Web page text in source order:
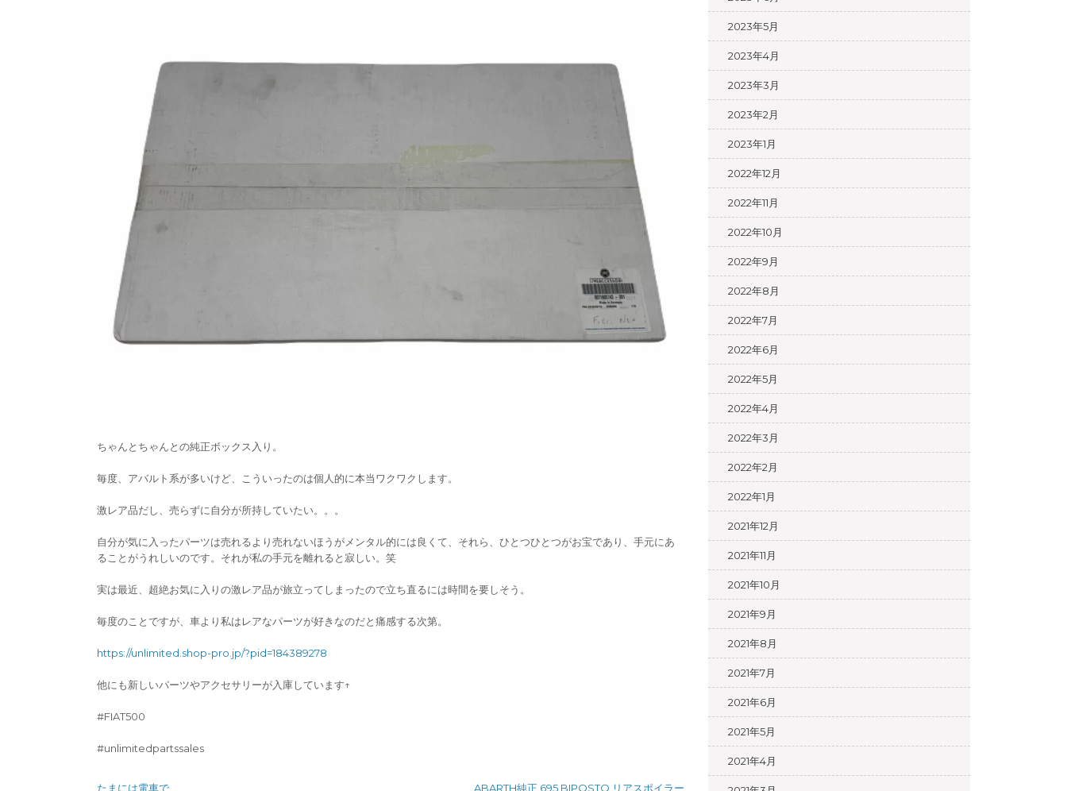
ちゃんとちゃんとの純正ボックス入り。
毎度、アバルト系が多いけど、こういったのは個人的に本当ワクワクします。
激レア品だし、売らずに自分が所持していたい。。。
自分が気に入ったパーツは売れるより売れないほうがメンタル的には良くて、それら、ひとつひとつがお宝であり、手元にあ
ることがうれしいのです。それが私の手元を離れると寂しい。笑
実は最近、超絶お気に入りの激レア品が旅立ってしまったので立ち直るには時間を要しそう。
毎度のことですが、車より私はレアなパーツが好きなのだと痛感する次第。
https://unlimited.shop-pro.jp/?pid=184389278
他にも新しいパーツやアクセサリーが入庫しています↑
#FIAT500
#unlimitedpartssales
たまには電車で ABARTH純正 695 BIPOSTO リアスポイラー
2023年5月
2023年4月
2023年3月
2023年2月
2023年1月
2022年12月
2022年11月
2022年10月
2022年9月
2022年8月
2022年7月
2022年6月
2022年5月
2022年4月
2022年3月
2022年2月
2022年1月
2021年12月
2021年11月
2021年10月
2021年9月
2021年8月
2021年7月
2021年6月
2021年5月
2021年4月